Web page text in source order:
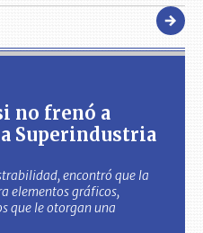
no frenó a
Superindustria
encontró que la
elementos gráficos,
que le otorgan una